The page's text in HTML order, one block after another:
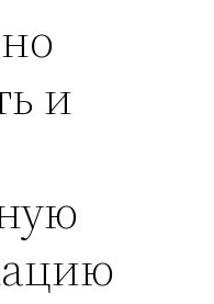
и